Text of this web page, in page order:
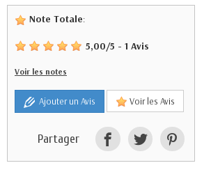
Note Totale:
5,00/5 - 1 Avis
Voir les notes
Ajouter un Avis Voir les Avis
Partager